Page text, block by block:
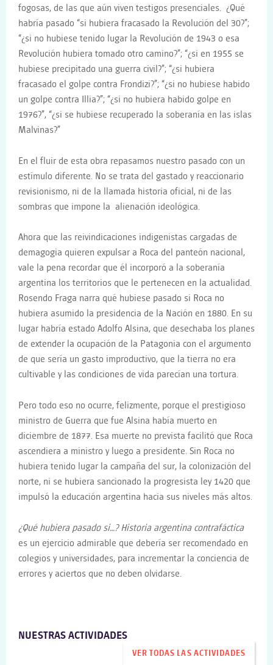
fogosas, de las que aún viven testigos presenciales. ¿Qué
habría pasado “si hubiera fracasado la Revolución del 30?”;
“¿si no hubiese tenido lugar la Revolución de 1943 o esa
Revolución hubiera tomado otro camino?”; “¿si en 1955 se
hubiese precipitado una guerra civil?”; “¿si hubiera
fracasado el golpe contra Frondizi?”; “¿si no hubiese habido
un golpe contra Illia?”; “¿si no hubiera habido golpe en
1976?”, “¿si se hubiese recuperado la soberanía en las islas
Malvinas?”
En el fluir de esta obra repasamos nuestro pasado con un
estímulo diferente. No se trata del gastado y reaccionario
revisionismo, ni de la llamada historia oficial, ni de las
sombras que impone la alienación ideológica.
Ahora que las reivindicaciones indigenistas cargadas de
demagogia quieren expulsar a Roca del panteón nacional,
vale la pena recordar que él incorporó a la soberanía
argentina los territorios que le pertenecen en la actualidad.
Rosendo Fraga narra qué hubiese pasado si Roca no
hubiera asumido la presidencia de la Nación en 1880. En su
lugar habría estado Adolfo Alsina, que desechaba los planes
de extender la ocupación de la Patagonia con el argumento
de que sería un gasto improductivo, que la tierra no era
cultivable y las condiciones de vida parecían una tortura.
Pero todo eso no ocurre, felizmente, porque el prestigioso
ministro de Guerra que fue Alsina había muerto en
diciembre de 1877. Esa muerte no prevista facilitó que Roca
ascendiera a ministro y luego a presidente. Sin Roca no
hubiera tenido lugar la campaña del sur, la colonización del
norte, ni se hubiera sancionado la progresista ley 1420 que
impulsó la educación argentina hacia sus niveles más altos.
¿Qué hubiera pasado si…? Historia argentina contrafáctica
es un ejercicio admirable que debería ser recomendado en
colegios y universidades, para incrementar la conciencia de
errores y aciertos que no deben olvidarse.
NUESTRAS ACTIVIDADES
VER TODAS LAS ACTIVIDADES